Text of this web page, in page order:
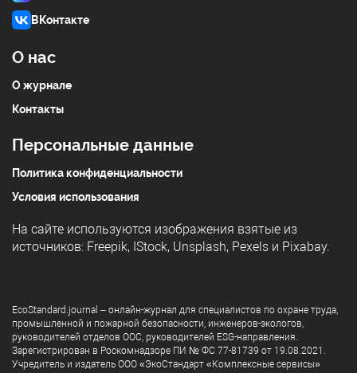
ВКонтакте
О нас
О журнале
Контакты
Персональные данные
Политика конфиденциальности
Условия использования
На сайте используются изображения взятые из
источников: Freepik, IStock, Unsplash, Pexels и Pixabay.
EcoStandard.journal – онлайн-журнал для специалистов по охране труда,
промышленной и пожарной безопасности, инженеров-экологов,
руководителей отделов ООС, руководителей ESG-направления.
Зарегистрирован в Роскомнадзоре ПИ № ФС 77-81739 от 19.08.2021.
Учредитель и издатель ООО «ЭкоСтандарт «Комплексные сервисы»